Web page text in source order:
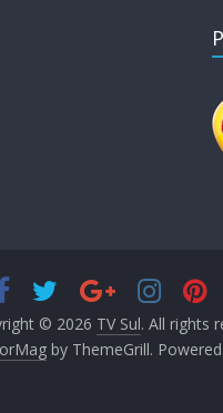
© 2026 TV Sul. All rights
by ThemeGrill.